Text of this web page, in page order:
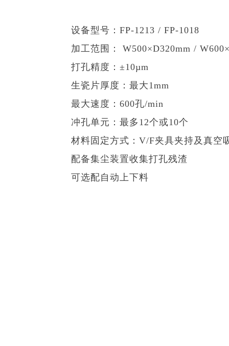
设备型号：FP-1213 / FP-1018
加工范围： W500×D320mm /
打孔精度：±10µm
生瓷片厚度：最大1mm
最大速度：600孔/min
冲孔单元：最多12个或10个
材料固定方式：V/F夹具夹持及真空
配备集尘装置收集打孔残渣
可选配自动上下料